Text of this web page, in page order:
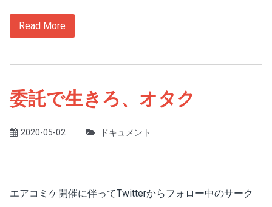
Read More
委託で生きろ、オタク
2020-05-02 ドキュメント
エアコミケ開催に伴ってTwitterからフォロー中のサーク